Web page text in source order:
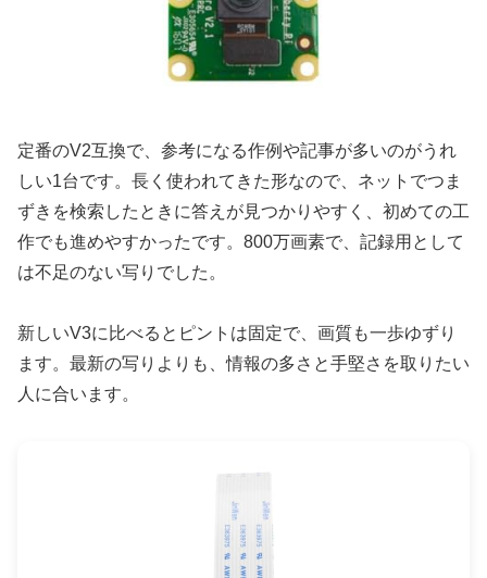
定番のV2互換で、参考になる作例や記事が多いのがうれ
しい1台です。長く使われてきた形なので、ネットでつま
ずきを検索したときに答えが見つかりやすく、初めての工
作でも進めやすかったです。800万画素で、記録用として
は不足のない写りでした。
新しいV3に比べるとピントは固定で、画質も一歩ゆずり
ます。最新の写りよりも、情報の多さと手堅さを取りたい
人に合います。